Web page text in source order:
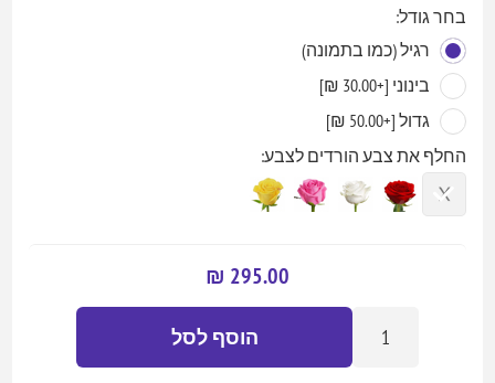
בחר גודל:
רגיל (כמו בתמונה)
בינוני [+30.00 ₪]
גדול [+50.00 ₪]
החלף את צבע הורדים לצבע:
295.00 ₪
הוסף לסל